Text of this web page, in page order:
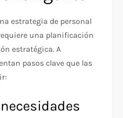
estrategia de personal
una planificación
estratégica. A
pasos clave que las